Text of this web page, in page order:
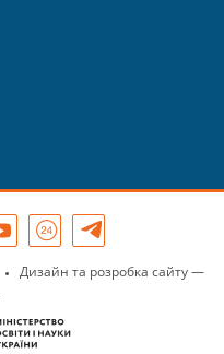
Дизайн та розробка сайту—